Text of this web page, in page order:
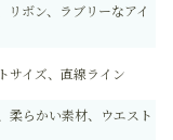
リボン、ラブリーなアイ
サイズ、直線ライン
柔らかい素材、ウエスト